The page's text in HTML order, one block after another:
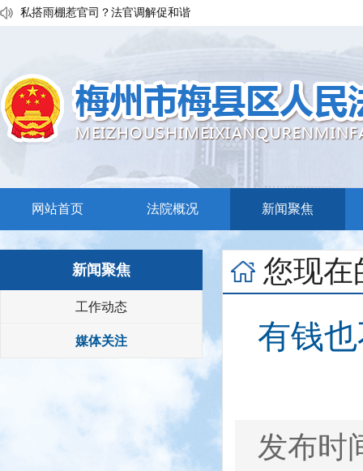
执行发力兑现交通赔付！梅县区法院温情调解保障民生诉求
网站首页 法院概况 新闻聚焦
新闻聚焦
工作动态
媒体关注
您现
有钱
发布时